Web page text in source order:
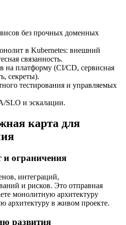
без прочных доменных
в Kubernetes: внешний
связанность.
на платформу (CI/CD, сервисная
секреты).
тестирования и управляемых
SLO и эскалации.
карта для
и ограничения
интеграций,
и рисков. Это отправная
монолитную архитектуру
архитектуру в живом проекте.
развития